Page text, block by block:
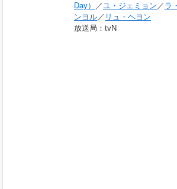
Day）
／ユ・ジェミョン ／ ラ
ンヨル／ リュ・ヘヨン
放送局 ：tvN